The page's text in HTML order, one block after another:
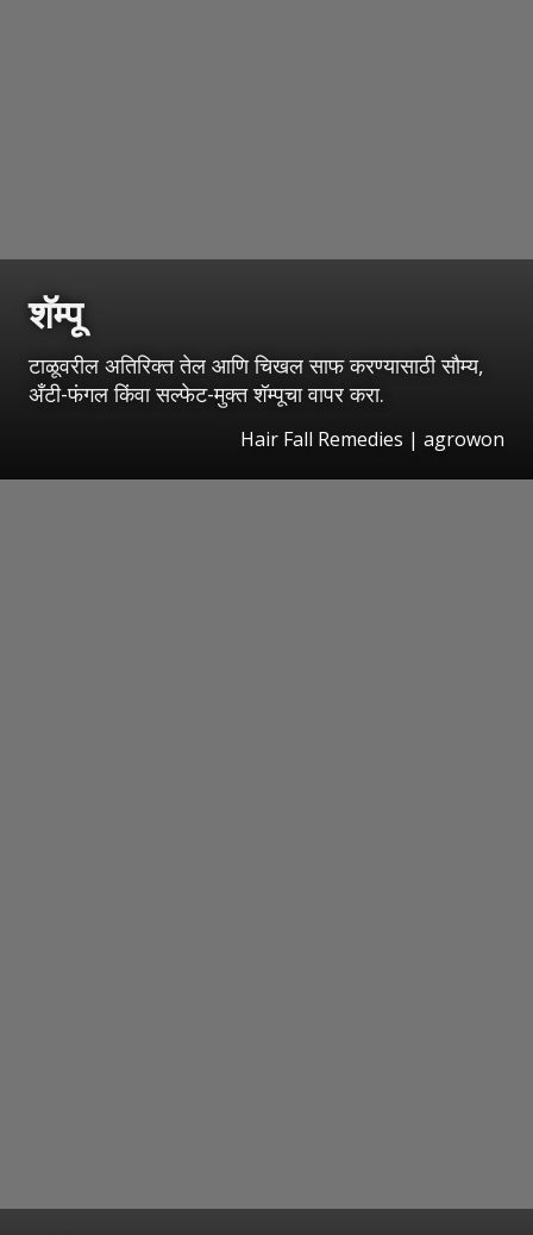
शॅम्पू
टाळूवरील अतिरिक्त तेल आणि चिखल साफ करण्यासाठी सौम्य,
अँटी-फंगल किंवा सल्फेट-मुक्त शॅम्पूचा वापर करा.
Hair Fall Remedies | agrowon